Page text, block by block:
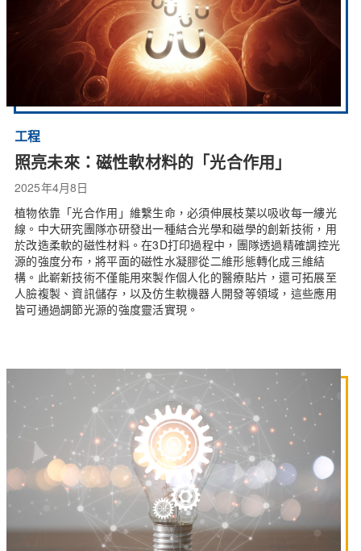
工程
照亮未來：磁性軟材料的「光合作用」
2025年4月8日
植物依靠「光合作用」維繫生命，必須伸展枝葉以吸收每一縷光
線。中大研究團隊亦研發出一種結合光學和磁學的創新技術，用
於改造柔軟的磁性材料。在3D打印過程中，團隊透過精確調控光
源的強度分布，將平面的磁性水凝膠從二維形態轉化成三維結
構。此嶄新技術不僅能用來製作個人化的醫療貼片，還可拓展至
人臉複製、資訊儲存，以及仿生軟機器人開發等領域，這些應用
皆可通過調節光源的強度靈活實現。